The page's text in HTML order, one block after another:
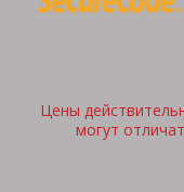
Цены
могут